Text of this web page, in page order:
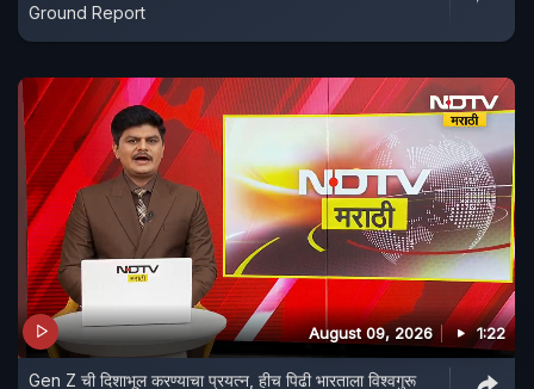
Ground Report
August 09, 2026 1:22
Gen Z ची दिशाभूल करण्याचा प्रयत्न, हीच पिढी भारताला विश्वगुरू